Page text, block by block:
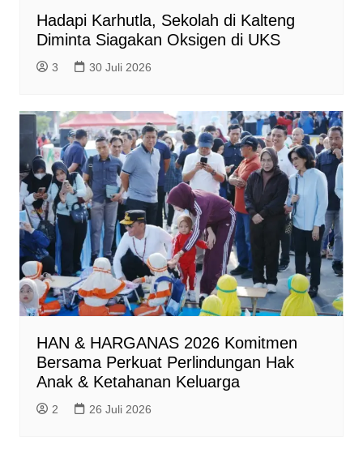
Hadapi Karhutla, Sekolah di Kalteng
Diminta Siagakan Oksigen di UKS
3 30 Juli 2026
HAN & HARGANAS 2026 Komitmen
Bersama Perkuat Perlindungan Hak
Anak & Ketahanan Keluarga
2 26 Juli 2026